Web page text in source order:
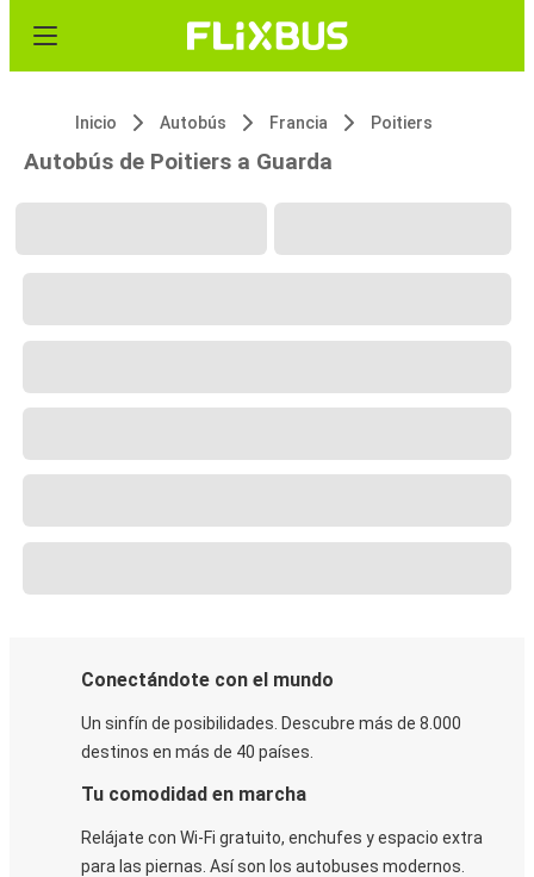
Inicio Autobús Francia Poitiers
Autobús de Poitiers a Guarda
Conectándote con el mundo
Un sinfín de posibilidades. Descubre más de 8.000
destinos en más de 40 países.
Tu comodidad en marcha
Relájate con Wi-Fi gratuito, enchufes y espacio extra
para las piernas. Así son los autobuses modernos.